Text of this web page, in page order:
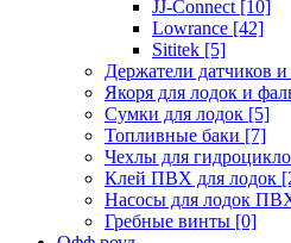
JJ-Connect [10]
Lowrance [42]
Sititek [5]
Держатели датчиков и
Якоря для лодок и
Сумки для лодок [5]
Топливные баки [7]
Чехлы для
Клей ПВХ для лодок
Насосы для лодок
Гребные винты [0]